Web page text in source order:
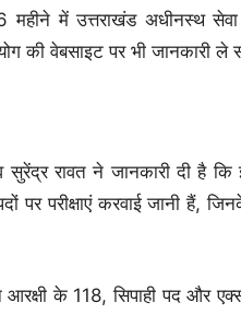
में उत्तराखंड अधीनस्थ सेवा
की वेबसाइट पर भी जानकारी
रावत ने जानकारी दी है
पर परीक्षाएं करवाई जानी हैं,
आरक्षी के 118, सिपाही पद और